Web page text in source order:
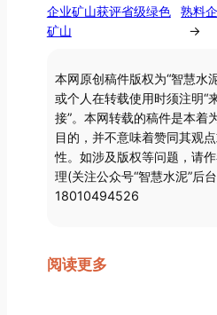
企业矿山获评省级绿色
矿山
熟料
→
本网原创稿件版权为“智慧水
或个人在转载使用时须注明“
接”。本网转载的稿件是本着
目的，并不意味着赞同其观
性。如涉及版权等问题，请
理(关注公众号“智慧水泥”后
18010494526
阅读更多